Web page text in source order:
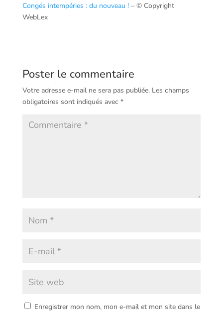
Congés intempéries : du nouveau !– © Copyright
WebLex
Poster le commentaire
Votre adresse e-mail ne sera pas publiée. Les champs
obligatoires sont indiqués avec *
Enregistrer mon nom, mon e-mail et mon site dans le